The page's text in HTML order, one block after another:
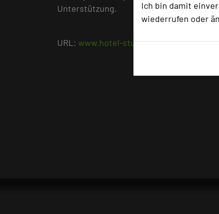
Ich bin damit
wiederrufen oder
Unterstützung.
URL: www.hotel-stumpf.de/de/